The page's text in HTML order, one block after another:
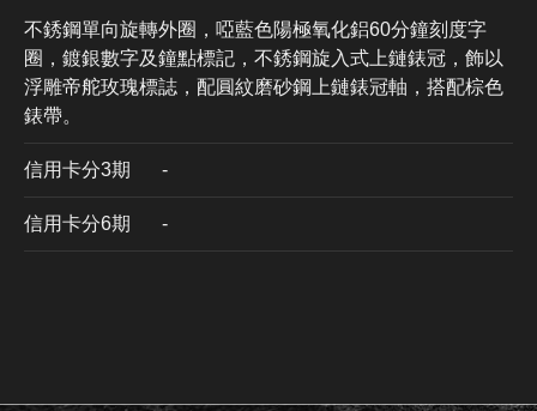
不銹鋼單向旋轉外圈，啞藍色陽極氧化鋁60分鐘刻度字
圈，鍍銀數字及鐘點標記，不銹鋼旋入式上鏈錶冠，飾以
浮雕帝舵玫瑰標誌，配圓紋磨砂鋼上鏈錶冠軸，搭配棕色
錶帶。
信用卡分3期 ​-
信用卡分6期 -